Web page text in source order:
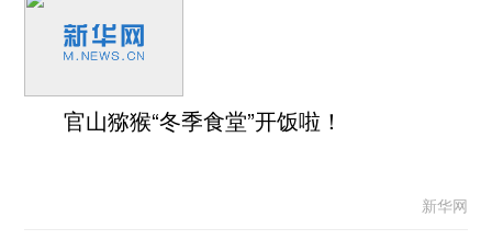
官山猕猴“冬季食堂”开饭啦！
新华网